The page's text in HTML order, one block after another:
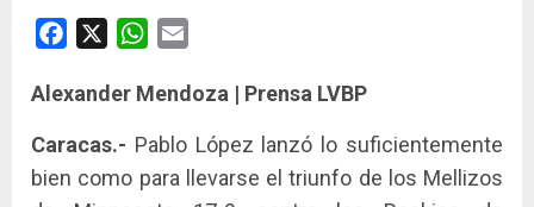
Facebook WhatsApp
Alexander Mendoza | Prensa LVBP
Caracas.- Pablo López lanzó lo suficientemente
bien como para llevarse el triunfo de los Mellizos